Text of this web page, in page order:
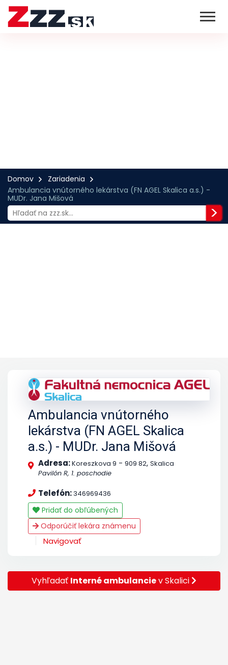
Domov
Zariadenia
Ambulancia vnútorného lekárstva (FN AGEL Skalica a.s.) -
MUDr. Jana Mišová
Ambulancia vnútorného
lekárstva (FN AGEL Skalica
a.s.) - MUDr. Jana Mišová
Adresa:Koreszkova 9 - 909 82, Skalica
Pavilón R, 1. poschodie
Telefón:346969436
Pridať do obľúbených
Odporúčiť lekára známenu
Navigovať
Vyhľadať Interné ambulanciev Skalici